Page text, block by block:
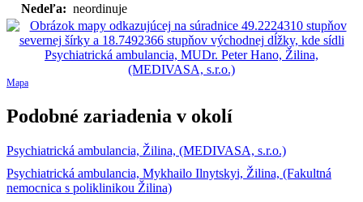
Nedeľa: neordinuje
Mapa
Podobné zariadenia v okolí
Psychiatrická ambulancia, Žilina, (MEDIVASA, s.r.o.)
Psychiatrická ambulancia, Mykhailo Ilnytskyi, Žilina, (Fakultná
nemocnica s poliklinikou Žilina)